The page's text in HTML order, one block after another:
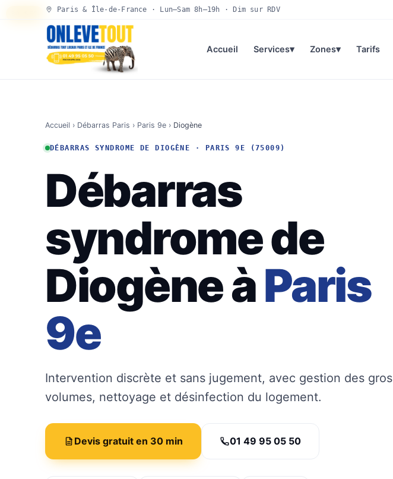
Paris & Île-de-France · Lun–Sam 8h–19h · Dim sur RDV
Accueil Services▾ Zones▾ Tarifs
Accueil › Débarras Paris › Paris 9e › Diogène
DÉBARRAS SYNDROME DE DIOGÈNE · PARIS 9E (75009)
Débarras
syndrome de
Diogène àParis
9e
Intervention discrète et sans jugement, avec gestion des gros
volumes, nettoyage et désinfection du logement.
Devis gratuit en 30 min 01 49 95 05 50